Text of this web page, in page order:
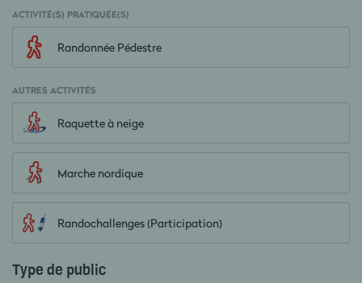
ACTIVITÉ(S) PRATIQUÉE(S)
Randonnée Pédestre
AUTRES ACTIVITÉS
Raquette à neige
Marche nordique
Randochallenges (Participation)
Type de public